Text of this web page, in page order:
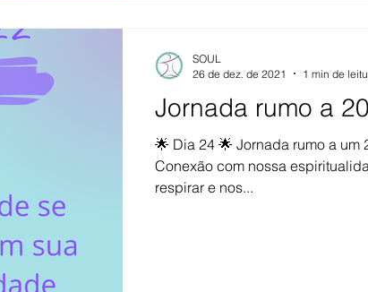
Jornada rumo a
🌟 Dia 24 🌟 Jornada rumo a um
Conexão com nossa
respirar e nos...
SOUL
26 de dez. de 2021
1 min de